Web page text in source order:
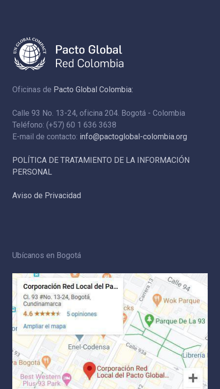
Oficinas de Pacto Global Colombia:
Calle 93 No. 13-24, oficina 204. Bogotá - Colombia
Teléfono: (+57) 60 1 636 3638
E-mail de contacto: info@pactoglobal-colombia.org
POLÍTICA DE TRATAMIENTO DE LA INFORMACIÓN
PERSONAL
Aviso de Privacidad
Ubícanos en Bogotá